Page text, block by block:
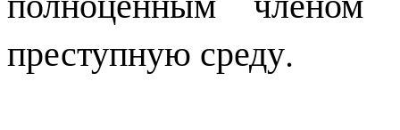
преступную среду.